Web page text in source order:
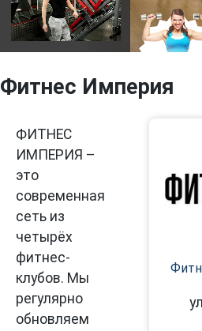
Фитнес Империя
ФИТНЕС
ИМПЕРИЯ –
это
современная
сеть из
четырёх
фитнес-
клубов. Мы
регулярно
обновляем